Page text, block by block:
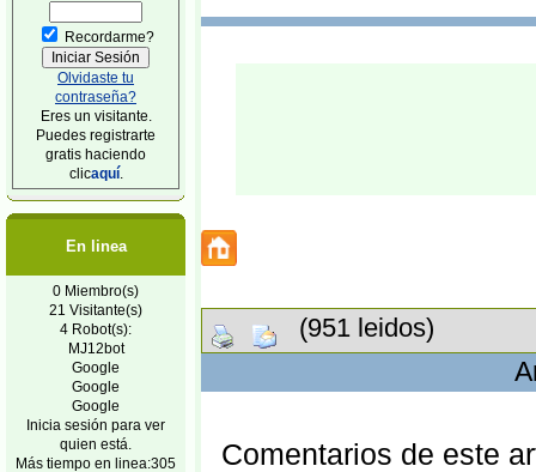
Recordarme?
Olvidaste tu
contraseña?
Eres un visitante.
Puedes registrarte
gratis haciendo
clicaquí.
En linea
0 Miembro(s)
21 Visitante(s)
4 Robot(s):
MJ12bot
Google
Google
Google
Inicia sesión para ver
quien está.
Más tiempo en linea:305
(951 leidos)
Comentarios de este